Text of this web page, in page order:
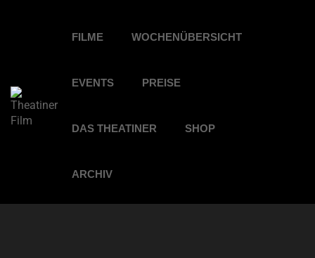
FILME WOCHENÜBERSICHT
EVENTS PREISE
DAS THEATINER SHOP
ARCHIV